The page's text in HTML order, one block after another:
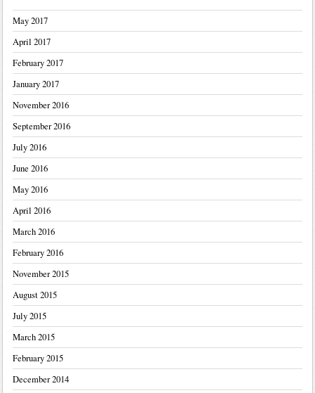
May 2017
April 2017
February 2017
January 2017
November 2016
September 2016
July 2016
June 2016
May 2016
April 2016
March 2016
February 2016
November 2015
August 2015
July 2015
March 2015
February 2015
December 2014